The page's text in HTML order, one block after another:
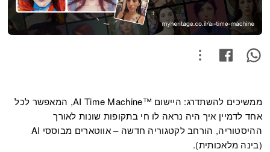
ממשיכים להשתדרג: היישום ™AI Time Machine, המאפשר לכל
אחד לדמיין איך היה נראה לו חי בתקופות שונות לאורך
ההיסטוריה, הורחב לקטגוריה חדשה – אווטארים מבוססי AI
(בינה מלאכותית).